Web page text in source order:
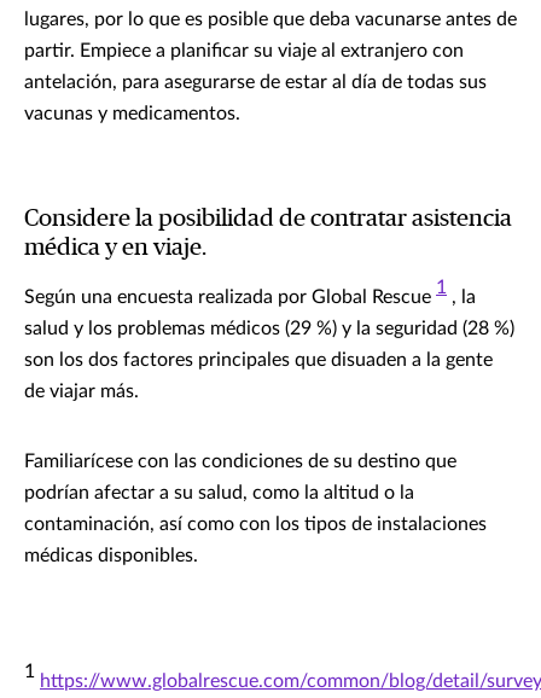
lugares, por lo que es posible que deba vacunarse antes de
partir. Empiece a planificar su viaje al extranjero con
antelación, para asegurarse de estar al día de todas sus
vacunas y medicamentos.
Considere la posibilidad de contratar asistencia
médica y en viaje.
Según una encuesta realizada por Global Rescue 1 , la
salud y los problemas médicos (29 %) y la seguridad (28 %)
son los dos factores principales que disuaden a la gente
de viajar más.
Familiarícese con las condiciones de su destino que
podrían afectar a su salud, como la altitud o la
contaminación, así como con los tipos de instalaciones
médicas disponibles.
1 https://www.globalrescue.com/common/blog/detail/